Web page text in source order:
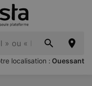
localisation : Ouessant